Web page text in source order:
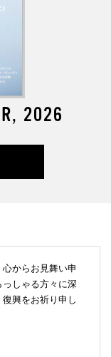
2026
からお見舞い申
しゃる方々に深
興をお祈り申し